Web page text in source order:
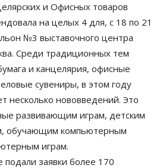
и Офисных товаров
на целых 4 для, с 18 по 21
№3 выставочного центра
Среди традиционных тем
и канцелярия, офисные
сувениры, в этом году
несколько нововведений. Это
развивающим играм, детским
обучающим компьютерным
играм.
подали заявки более 170